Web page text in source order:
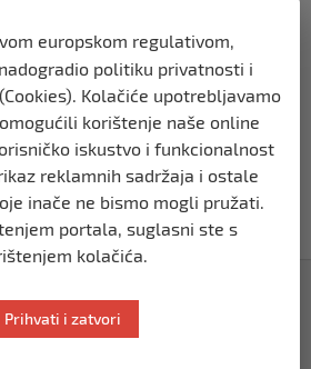
XIV izjavio da je situacija vrlo
nakon izraelskog napada na
europskom regulativom,
politiku privatnosti i
Kolačiće upotrebljavamo
korištenje naše online
iskustvo i funkcionalnost
reklamnih sadržaja i ostale
inače ne bismo mogli pružati.
portala, suglasni ste s
kolačića.
Prihvati i zatvori